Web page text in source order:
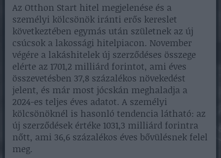
Az Otthon Start hitel megjelenése és a
személyi kölcsönök iránti erős kereslet
következtében egymás után születnek az új
csúcsok a lakossági hitelpiacon. November
végére a lakáshitelek új szerződéses összege
elérte az 1701,2 milliárd forintot, ami éves
összevetésben 37,8 százalékos növekedést
jelent, és már most jócskán meghaladja a
2024-es teljes éves adatot. A személyi
kölcsönöknél is hasonló tendencia látható: az
új szerződések értéke 1031,3 milliárd forintra
nőtt, ami 36,6 százalékos éves bővülésnek felel
meg.